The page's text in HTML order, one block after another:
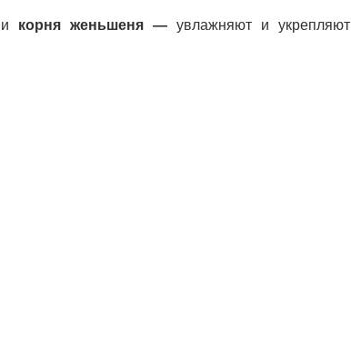
и корня женьшеня — увлажняют и укрепляют